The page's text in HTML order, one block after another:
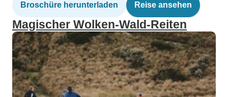
Broschüre herunterladen Reise ansehen
Magischer Wolken-Wald-Reiten